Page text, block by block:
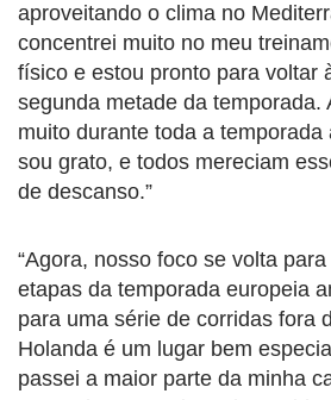
aproveitando o clima no
concentrei muito no meu
físico e estou pronto para voltar
segunda metade da temporada.
muito durante toda a
sou grato, e todos mereciam
de descanso.”
“Agora, nosso foco se volta
etapas da temporada europeia
para uma série de corridas fora
Holanda é um lugar bem
passei a maior parte da minha